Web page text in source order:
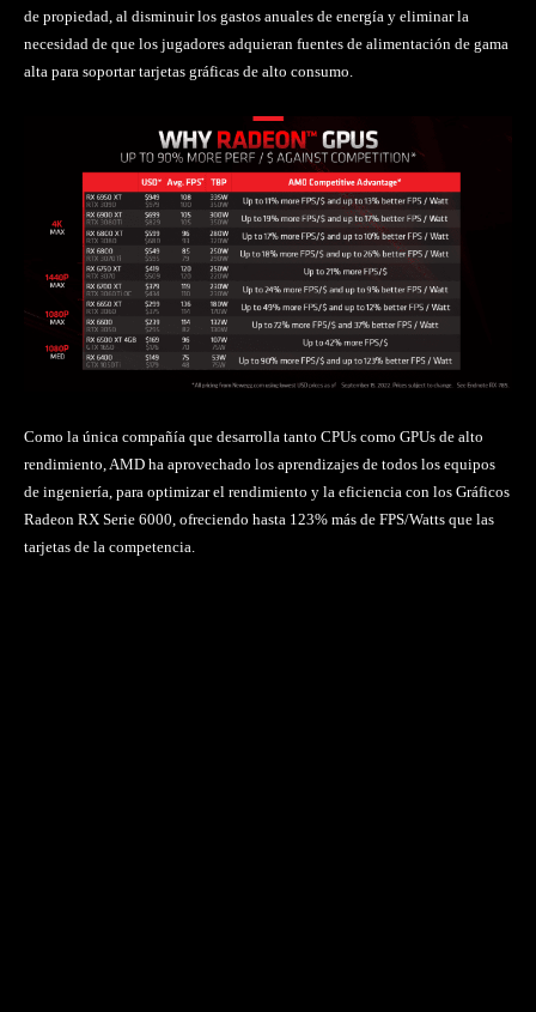
de propiedad, al disminuir los gastos anuales de energía y eliminar la
necesidad de que los jugadores adquieran fuentes de alimentación de gama
alta para soportar tarjetas gráficas de alto consumo.
Como la única compañía que desarrolla tanto CPUs como GPUs de alto
rendimiento, AMD ha aprovechado los aprendizajes de todos los equipos
de ingeniería, para optimizar el rendimiento y la eficiencia con los Gráficos
Radeon RX Serie 6000, ofreciendo hasta 123% más de FPS/Watts que las
tarjetas de la competencia.